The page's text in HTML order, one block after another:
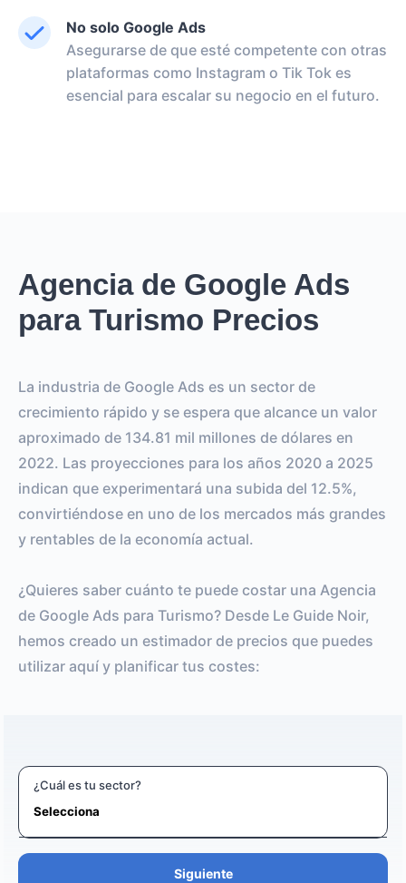
No solo Google Ads
Asegurarse de que esté competente con otras
plataformas como Instagram o Tik Tok es
esencial para escalar su negocio en el futuro.
Agencia de Google Ads
para Turismo Precios
La industria de Google Ads es un sector de
crecimiento rápido y se espera que alcance un valor
aproximado de 134.81 mil millones de dólares en
2022. Las proyecciones para los años 2020 a 2025
indican que experimentará una subida del 12.5%,
convirtiéndose en uno de los mercados más grandes
y rentables de la economía actual.
¿Quieres saber cuánto te puede costar una Agencia
de Google Ads para Turismo? Desde Le Guide Noir,
hemos creado un estimador de precios que puedes
utilizar aquí y planificar tus costes:
¿Cuál es tu sector?
Siguiente